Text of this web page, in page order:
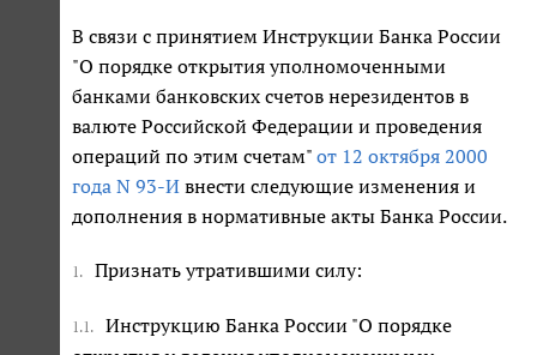
В связи с принятием Инструкции Банка России
"О порядке открытия уполномоченными
банками банковских счетов нерезидентов в
валюте Российской Федерации и проведения
операций по этим счетам" от 12 октября 2000
года N 93-И внести следующие изменения и
дополнения в нормативные акты Банка России.
1. Признать утратившими силу:
1.1.
Инструкцию Банка России "О порядке